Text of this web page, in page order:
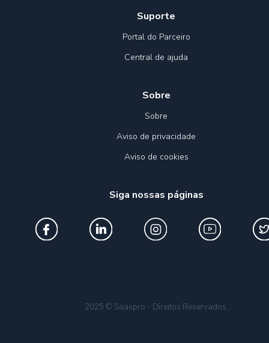
Suporte
Portal do Parceiro
Central de ajuda
Sobre
Sobre
Aviso de privacidade
Aviso de cookies
Siga nossas páginas
2025 © Saaspro - Direitos Reservados.